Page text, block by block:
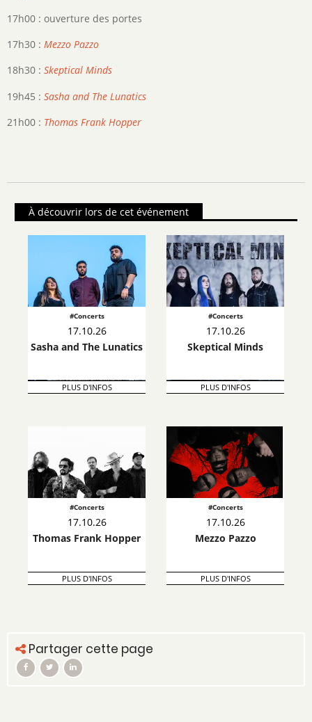
17h00 : ouverture des portes
17h30 : Mezzo Pazzo
18h30 : Skeptical Minds
19h45 : Sasha and The Lunatics
21h00 : Thomas Frank Hopper
À découvrir lors de cet événement
#Concerts
17.10.26
Sasha and The Lunatics
PLUS D'INFOS
#Concerts
17.10.26
Skeptical Minds
PLUS D'INFOS
#Concerts
17.10.26
Thomas Frank Hopper
PLUS D'INFOS
#Concerts
17.10.26
Mezzo Pazzo
PLUS D'INFOS
Partager cette page